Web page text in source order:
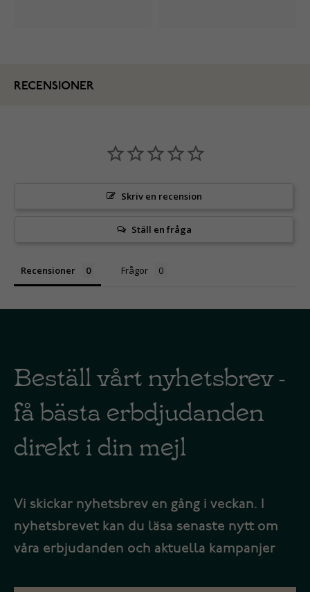
RECENSIONER
Skriv en recension
Ställ en fråga
Recensioner Frågor
Beställ vårt nyhetsbrev -
få bästa erbdjudanden
direkt i din mejl
Vi skickar nyhetsbrev en gång i veckan. I
nyhetsbrevet kan du läsa senaste nytt om
våra erbjudanden och aktuella kampanjer